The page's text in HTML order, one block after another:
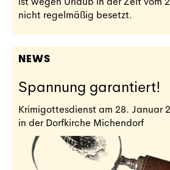
nicht regelmäßig besetzt.
NEWS
Spannung garantiert!
Krimigottesdienst am 28. Januar
in der Dorfkirche Michendorf